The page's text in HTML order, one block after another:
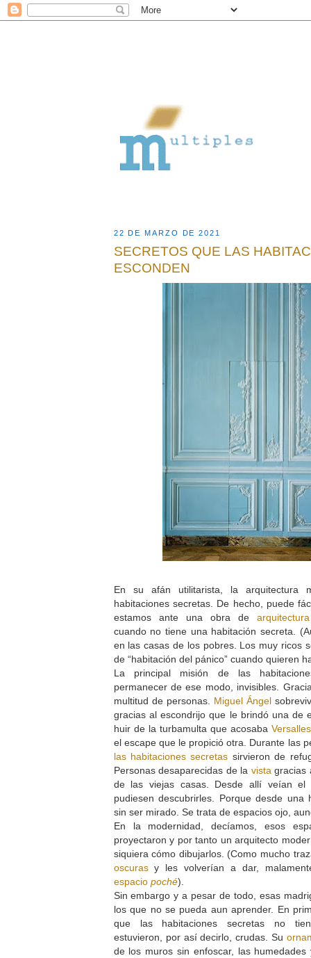
22 DE MARZO DE 2021
SECRETOS QUE LAS
ESCONDEN
En su afán utilitarista, la arquitectura
habitaciones secretas. De hecho, puede
estamos ante una obra de
cuando no tiene una habitación secreta.
en las casas de los pobres. Los muy ricos
de “habitación del pánico” cuando quieren
La principal misión de las
permanecer de ese modo, invisibles.
multitud de personas. Miguel Ángel
gracias al escondrijo que le brindó una de
huir de la turbamulta que acosabaVersalles
el escape que le propició otra. Durante las
las habitaciones secretas sirvieron de
Personas desaparecidas de la vista gracias
de las viejas casas. Desde allí veían el
pudiesen descubrirles. Porque desde una
sin ser mirado. Se trata de espacios ojo,
En la modernidad, decíamos, esos
proyectaron y por tanto un arquitecto
siquiera cómo dibujarlos. (Como mucho
oscurasy les volverían a dar,
espacio poché).
Sin embargo y a pesar de todo, esas
los que no se pueda aun aprender. En
que las habitaciones secretas no
estuvieron, por así decirlo, crudas. Su
de los muros sin enfoscar, las